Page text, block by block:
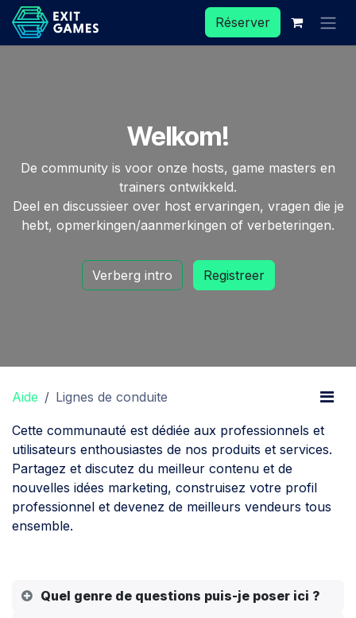
Se rendre au contenu
Réserver
Welkom!
De community is voor onze hosts, game masters en
trainers ontwikkeld.
Deel en discussieer over host ervaringen, vragen die je
hebt, opmerkingen/aanmerkingen of verbeteringen.
Verberg intro Registreer
Aide Lignes de conduite
Cette communauté est dédiée aux professionnels et
utilisateurs enthousiastes de nos produits et services.
Partagez et discutez du meilleur contenu et de
nouvelles idées marketing, construisez votre profil
professionnel et devenez de meilleurs vendeurs tous
ensemble.
Quel genre de questions puis-je poser ici ?